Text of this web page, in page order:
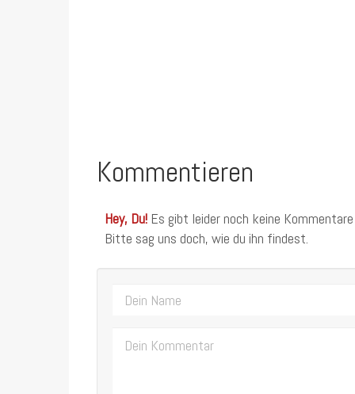
Kommentieren
Hey, Du! Es gibt leider noch keine
Bitte sag uns doch, wie du ihn findest.